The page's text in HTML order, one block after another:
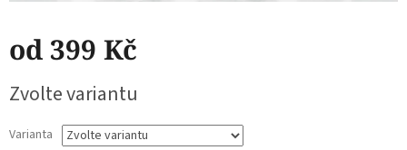
od 399 Kč
cena:
Zvolte variantu
Varianta